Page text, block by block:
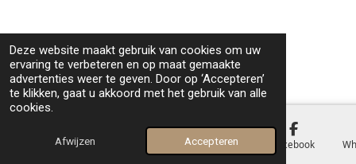
Deze website maakt gebruik van cookies om uw
ervaring te verbeteren en op maat gemaakte
advertenties weer te geven. Door op ‘Accepteren’
te klikken, gaat u akkoord met het gebruik van alle
cookies.
Afwijzen Accepteren
E-mailadres Kaart Facebook